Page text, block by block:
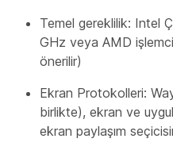
Temel gereklilik: Intel
GHz veya AMD
önerilir)
Ekran Protokolleri:
birlikte), ekran ve
ekran paylaşım